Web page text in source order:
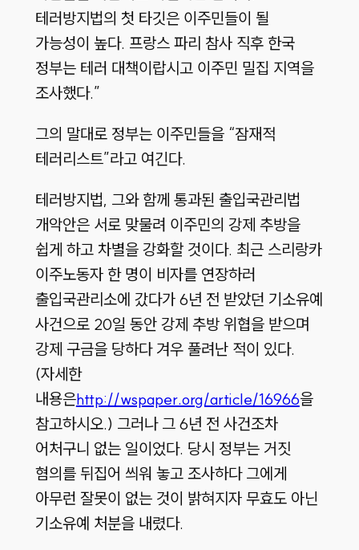
테러방지법의 첫 타깃은 이주민들이 될
가능성이 높다. 프랑스 파리 참사 직후 한국
정부는 테러 대책이랍시고 이주민 밀집 지역을
조사했다.”
그의 말대로 정부는 이주민들을 “잠재적
테러리스트”라고 여긴다.
테러방지법, 그와 함께 통과된 출입국관리법
개악안은 서로 맞물려 이주민의 강제 추방을
쉽게 하고 차별을 강화할 것이다. 최근 스리랑카
이주노동자 한 명이 비자를 연장하러
출입국관리소에 갔다가 6년 전 받았던 기소유예
사건으로 20일 동안 강제 추방 위협을 받으며
강제 구금을 당하다 겨우 풀려난 적이 있다.
(자세한
내용은http://wspaper.org/article/16966을
참고하시오.) 그러나 그 6년 전 사건조차
어처구니 없는 일이었다. 당시 정부는 거짓
혐의를 뒤집어 씌워 놓고 조사하다 그에게
아무런 잘못이 없는 것이 밝혀지자 무효도 아닌
기소유예 처분을 내렸다.